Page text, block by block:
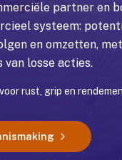
Start gratis Scan
Plan je gesprek
partner en
systeem:
en omzetten,
van losse acties.
rust, grip en